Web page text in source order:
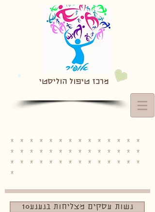
מרכז טיפול הוליסטי
* * * * * * * * * * * * * *
* * * * * * * * * * * * * *
* * * * * * * * * * * * * *
*
נשות עסקים מצליחות בנענע10